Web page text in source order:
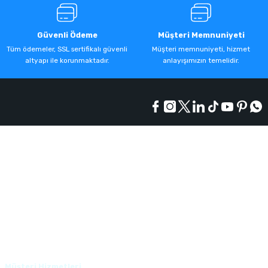
Güvenli Ödeme
Tüm ödemeler, SSL sertifikalı güvenli
altyapı ile korunmaktadır.
Müşteri Memnuniyeti
Müşteri memnuniyeti, hizmet
anlayışımızın temelidir.